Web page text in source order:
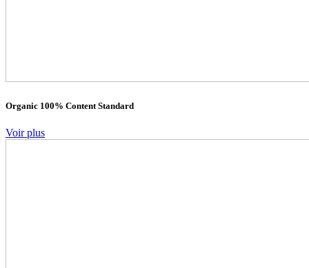
Organic 100% Content Standard
Voir plus